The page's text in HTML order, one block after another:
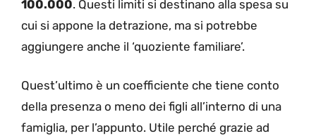
100.000. Questi limiti si destinano alla spesa su
cui si appone la detrazione, ma si potrebbe
aggiungere anche il ‘quoziente familiare’.
Quest’ultimo è un coefficiente che tiene conto
della presenza o meno dei figli all’interno di una
famiglia, per l’appunto. Utile perché grazie ad